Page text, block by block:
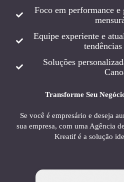
Foco em performance e
Equipe experiente e
Soluções
Transforme Seu
Se você é empresário e deseja
sua empresa, com uma Agência
Kreatif é a solução